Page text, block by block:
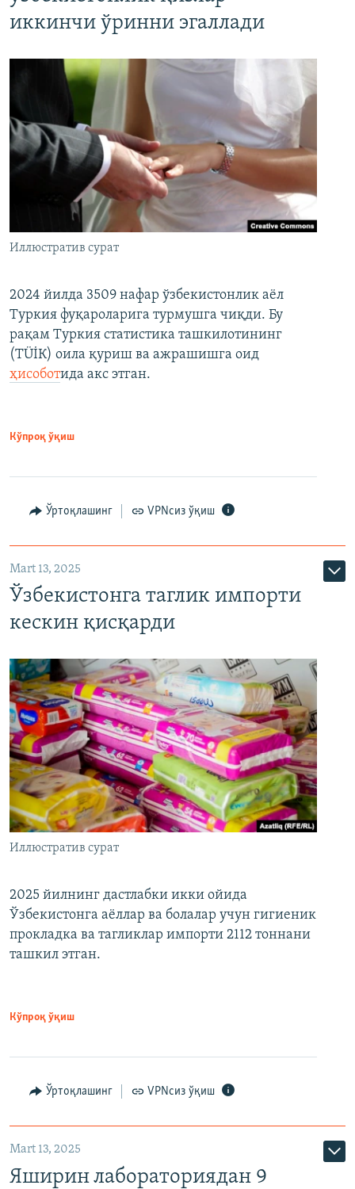
иккинчи ўринни эгаллади
Иллюстратив сурат
2024 йилда 3509 нафар ўзбекистонлик аёл
Туркия фуқароларига турмушга чиқди. Бу
рақам Туркия статистика ташкилотининг
(ТÜİК) оила қуриш ва ажрашишга оид
ҳисоботида акс этган.
Кўпроқ ўқиш
Ўртоқлашинг VPNсиз ўқиш
Mart 13, 2025
Ўзбекистонга таглик импорти
кескин қисқарди
Иллюстратив сурат
2025 йилнинг дастлабки икки ойида
Ўзбекистонга аёллар ва болалар учун гигиеник
прокладка ва тагликлар импорти 2112 тоннани
ташкил этган.
Кўпроқ ўқиш
Ўртоқлашинг VPNсиз ўқиш
Mart 13, 2025
Яширин лабораториядан 9